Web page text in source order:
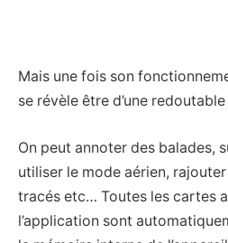
Mais une fois son
se révèle être d’une
On peut annoter des balades,
utiliser le mode aérien,
tracés etc… Toutes les cartes
l’application sont